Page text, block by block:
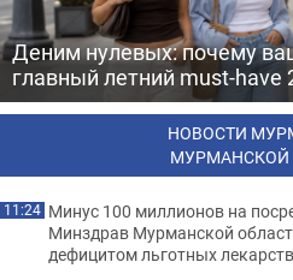
Деним нулевых: почему
главный летний must-have
НОВОСТИ
МУРМАНСКОЙ
11:24 Минус 100 миллионов на
Минздрав Мурманской
дефицитом льготных лекарств